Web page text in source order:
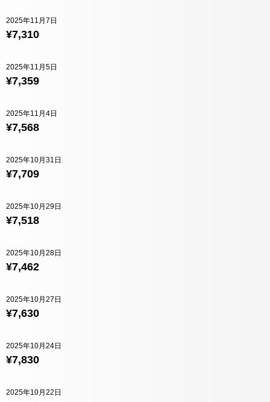
¥7,310
2025年11月7日
¥7,359
2025年11月5日
¥7,568
2025年11月4日
¥7,709
2025年10月31日
¥7,518
2025年10月29日
¥7,462
2025年10月28日
¥7,630
2025年10月27日
¥7,830
2025年10月24日
2025年10月22日